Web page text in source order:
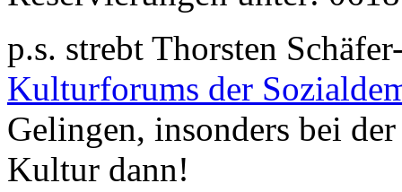
p.s. strebt Thorsten
Kulturforums der
Gelingen, insonders bei
Kultur dann!